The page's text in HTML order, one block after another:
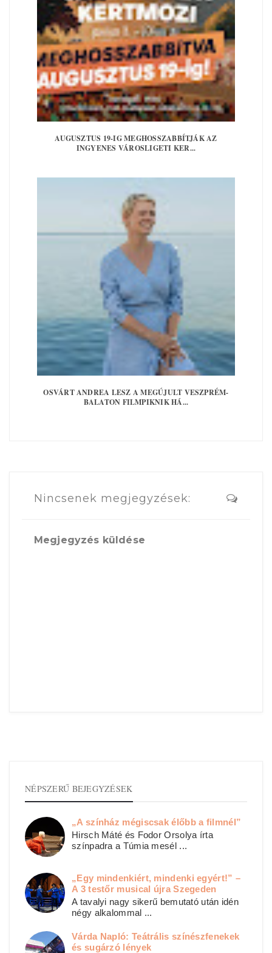
AUGUSZTUS 19-IG MEGHOSSZABBÍTJÁK AZ
INGYENES VÁROSLIGETI KER...
OSVÁRT ANDREA LESZ A MEGÚJULT VESZPRÉM-
BALATON FILMPIKNIK HÁ...
Nincsenek megjegyzések:
Megjegyzés küldése
NÉPSZERŰ BEJEGYZÉSEK
„A színház mégiscsak élőbb a filmnél”
Hirsch Máté és Fodor Orsolya írta
színpadra a Túmia mesél ...
„Egy mindenkiért, mindenki egyért!” –
A 3 testőr musical újra Szegeden
A tavalyi nagy sikerű bemutató után idén
négy alkalommal ...
Várda Napló: Teátrális színészfenekek
és sugárzó lények